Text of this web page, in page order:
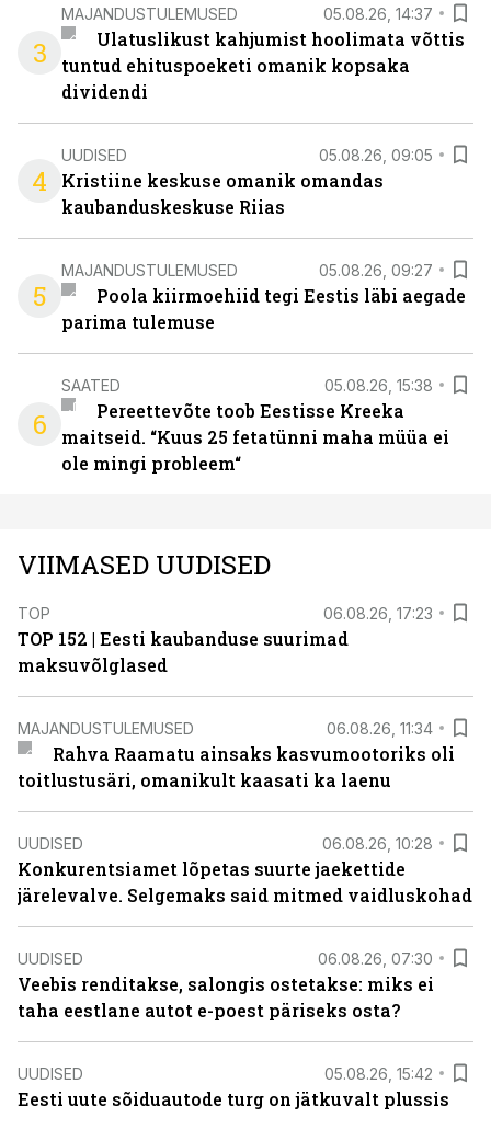
3
MAJANDUSTULEMUSED 05.08.26, 14:37
Ulatuslikust kahjumist hoolimata võttis
tuntud ehituspoeketi omanik kopsaka
dividendi
4
UUDISED 05.08.26, 09:05
Kristiine keskuse omanik omandas
kaubanduskeskuse Riias
5
MAJANDUSTULEMUSED 05.08.26, 09:27
Poola kiirmoehiid tegi Eestis läbi aegade
parima tulemuse
6
SAATED 05.08.26, 15:38
Pereettevõte toob Eestisse Kreeka
maitseid. “Kuus 25 fetatünni maha müüa ei
ole mingi probleem“
VIIMASED UUDISED
TOP 06.08.26, 17:23
TOP 152 | Eesti kaubanduse suurimad
maksuvõlglased
MAJANDUSTULEMUSED 06.08.26, 11:34
Rahva Raamatu ainsaks kasvumootoriks oli
toitlustusäri, omanikult kaasati ka laenu
UUDISED 06.08.26, 10:28
Konkurentsiamet lõpetas suurte jaekettide
järelevalve. Selgemaks said mitmed vaidluskohad
UUDISED 06.08.26, 07:30
Veebis renditakse, salongis ostetakse: miks ei
taha eestlane autot e-poest päriseks osta?
UUDISED 05.08.26, 15:42
Eesti uute sõiduautode turg on jätkuvalt plussis